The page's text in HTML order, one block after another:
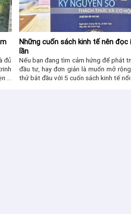
đủ
lý
Những cuốn sách kinh tế nên
lần
Nếu bạn đang tìm cảm hứng để phát
đầu tư, hay đơn giản là muốn mở
thử bắt đầu với 5 cuốn sách kinh tế